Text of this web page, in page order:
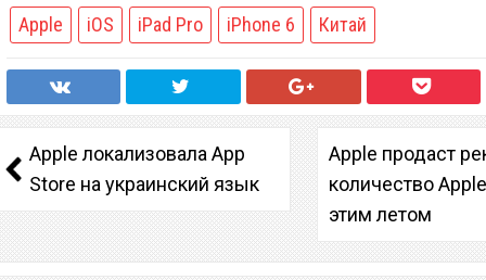
Apple iOS iPad Pro iPhone 6 Китай
Apple локализовала App
Store на украинский язык
Apple продаст
количество
этим летом